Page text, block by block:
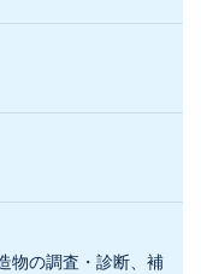
物の調査・診断、補